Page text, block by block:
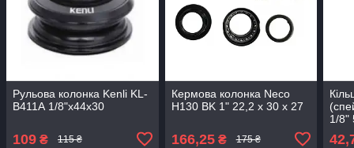
Рульова колонка Kenli KL-
B411А 1/8"x44x30
109 ₴ 115 ₴
Кермова колонка Neco
H130 BK 1" 22,2 x 30 x 27
166,25₴ 175 ₴
1/8"